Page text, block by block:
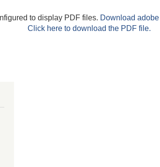
to display PDF files. Download
Click here to download the PDF file.